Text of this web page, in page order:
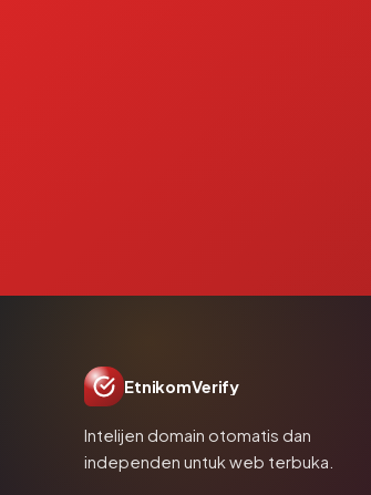
EtnikomVerify
Intelijen domain otomatis dan
independen untuk web terbuka.